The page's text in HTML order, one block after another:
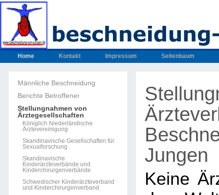
Home Kontakt Impressum Seitenbaum
Männliche Beschneidung
Berichte Betroffener
Stellungnahmen von
Ärztegesellschaften
Königlich Niederländische
Ärztevereinigung
Skandinavische Gesellschaften für
Sexualforschung
Skandinavische
Kinderärzteverbände und
Kinderchirurgenverbände
Schwedischer Kinderärzteverband
und Kinderchirurgenverband
Jungen
Keine